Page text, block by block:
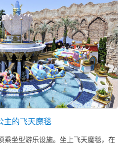
主的飞天魔毯
乘坐型游乐设施。坐上飞天魔毯，在